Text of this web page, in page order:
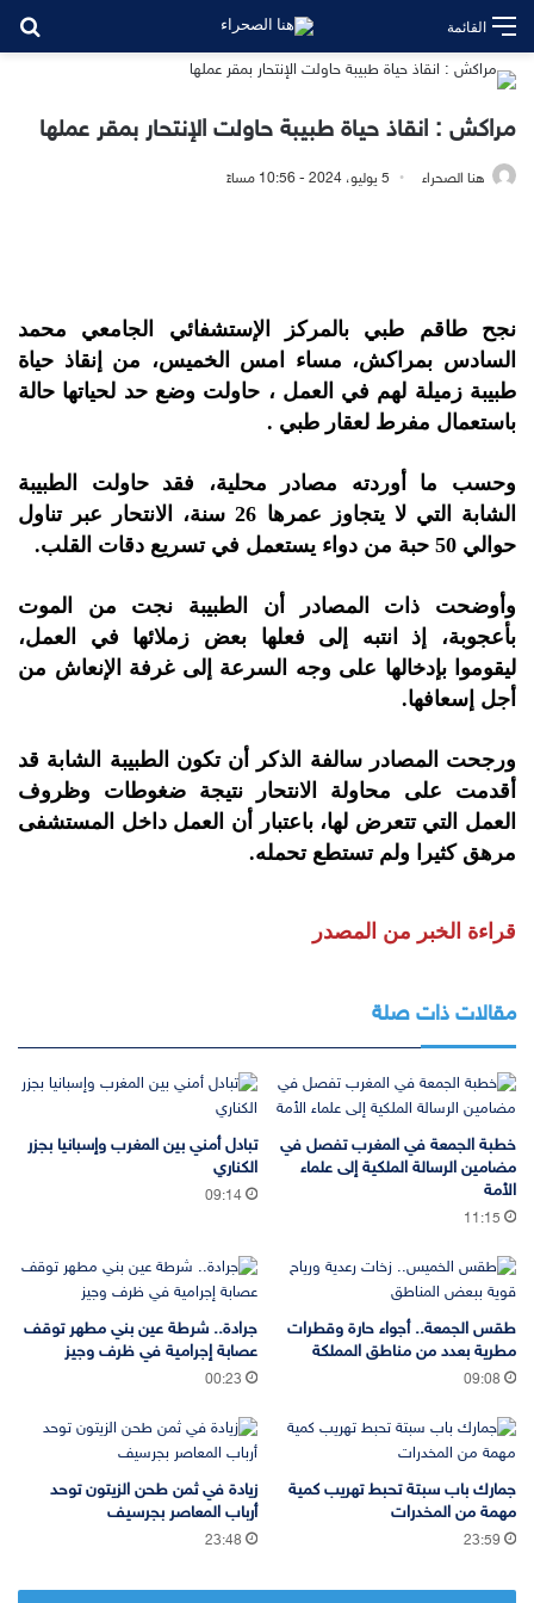
القائمة
مراكش : انقاذ حياة طبيبة حاولت الإنتحار بمقر عملها
هنا الصحراء 5 يوليو، 2024 - 10:56 مساءً
نجح طاقم طبي بالمركز الإستشفائي الجامعي محمد
السادس بمراكش، مساء امس الخميس، من إنقاذ حياة
طبيبة زميلة لهم في العمل ، حاولت وضع حد لحياتها حالة
باستعمال مفرط لعقار طبي .
وحسب ما أوردته مصادر محلية، فقد حاولت الطبيبة
الشابة التي لا يتجاوز عمرها 26 سنة، الانتحار عبر تناول
حوالي 50 حبة من دواء يستعمل في تسريع دقات القلب.
وأوضحت ذات المصادر أن الطبيبة نجت من الموت
بأعجوبة، إذ انتبه إلى فعلها بعض زملائها في العمل،
ليقوموا بإدخالها على وجه السرعة إلى غرفة الإنعاش من
أجل إسعافها.
ورجحت المصادر سالفة الذكر أن تكون الطبيبة الشابة قد
أقدمت على محاولة الانتحار نتيجة ضغوطات وظروف
العمل التي تتعرض لها، باعتبار أن العمل داخل المستشفى
مرهق كثيرا ولم تستطع تحمله.
قراءة الخبر من المصدر
مقالات ذات صلة
خطبة الجمعة في المغرب تفصل في
مضامين الرسالة الملكية إلى علماء
الأمة
11:15
تبادل أمني بين المغرب وإسبانيا بجزر
الكناري
09:14
طقس الجمعة.. أجواء حارة وقطرات
مطرية بعدد من مناطق المملكة
09:08
جرادة.. شرطة عين بني مطهر توقف
عصابة إجرامية في ظرف وجيز
00:23
جمارك باب سبتة تحبط تهريب كمية
مهمة من المخدرات
23:59
زيادة في ثمن طحن الزيتون توحد
أرباب المعاصر بجرسيف
23:48